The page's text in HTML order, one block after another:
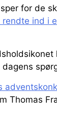
for de
rendte ind i
Thomas